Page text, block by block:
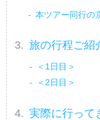
本ツアー同行の
旅の行程ご紹
＜1日目＞
＜2日目＞
実際に行って